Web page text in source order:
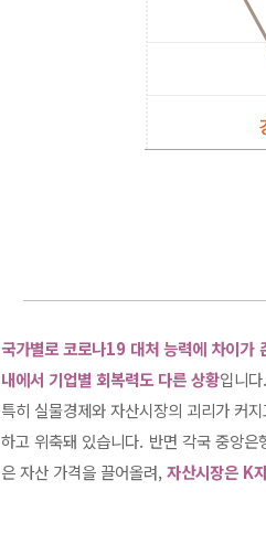
국가별로 코로나19 대처 능력에 차이가
내에서 기업별 회복력도 다른 상황입니다.
특히 실물경제와 자산시장의 괴리가 커
하고 위축돼 있습니다. 반면 각국 중앙
은 자산 가격을 끌어올려, 자산시장은 K